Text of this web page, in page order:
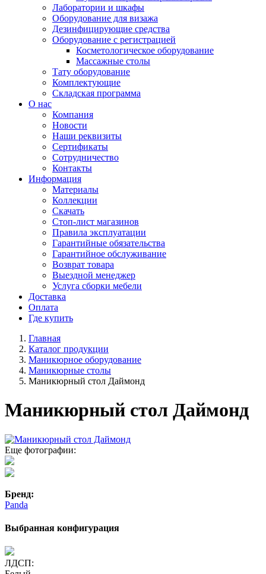
Лаборатории и шкафы
Оборудование для визажа
Дезинфицирующие средства
Оборудование с регистрацией
Косметологическое оборудование
Массажные столы
Тату оборудование
Комплектующие
Складская программа
О нас
Компания
Новости
Наши реквизиты
Сертификаты
Сотрудничество
Контакты
Информация
Материалы
Коллекции
Скачать
Стоп-лист магазинов
Правила эксплуатации
Гарантийные обязательства
Гарантийное обслуживание
Возврат товара
Выездной менеджер
Услуга сборки мебели
Доставка
Оплата
Где купить
Главная
Каталог продукции
Маникюрное оборудование
Маникюрные столы
Маникюрный стол Даймонд
Маникюрный стол Даймонд
Еще фотографии:
Бренд:
Panda
Выбранная конфигурация
ЛДСП: